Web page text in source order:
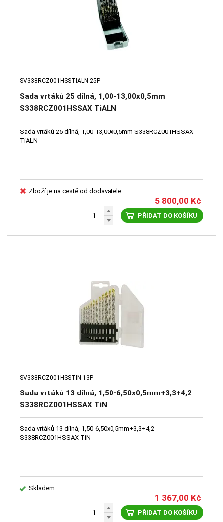
SV338RCZ001HSSTIALN-25P
Sada vrtáků 25 dílná, 1,00-13,00x0,5mm
S338RCZ001HSSAX TiALN
Sada vrtáků 25 dílná, 1,00-13,00x0,5mm S338RCZ001HSSAX
TiALN
Zboží je na cestě od dodavatele
5 800,00 Kč
PŘIDAT DO KOŠÍKU
SV338RCZ001HSSTIN-13P
Sada vrtáků 13 dílná, 1,50-6,50x0,5mm+3,3+4,2
S338RCZ001HSSAX TiN
Sada vrtáků 13 dílná, 1,50-6,50x0,5mm+3,3+4,2
S338RCZ001HSSAX TiN
Skladem
1 367,00 Kč
PŘIDAT DO KOŠÍKU